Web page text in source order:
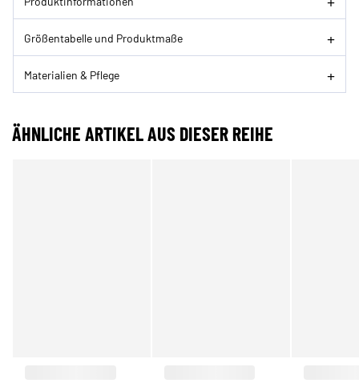
Größentabelle und Produktmaße
Materialien & Pflege
ÄHNLICHE ARTIKEL AUS DIESER REIHE